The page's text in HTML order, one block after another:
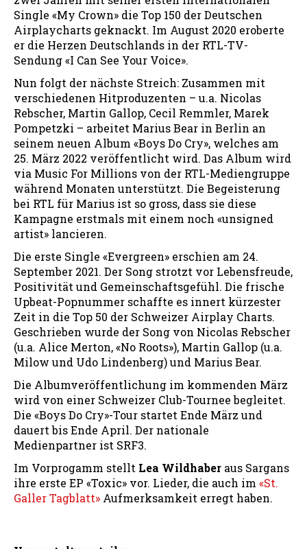
Single «My Crown» die Top 150 der Deutschen
Airplaycharts geknackt. Im August 2020 eroberte
er die Herzen Deutschlands in der RTL-TV-
Sendung «I Can See Your Voice».
Nun folgt der nächste Streich: Zusammen mit
verschiedenen Hitproduzenten – u.a. Nicolas
Rebscher, Martin Gallop, Cecil Remmler, Marek
Pompetzki – arbeitet Marius Bear in Berlin an
seinem neuen Album «Boys Do Cry», welches am
25. März 2022 veröffentlicht wird. Das Album wird
via Music For Millions von der RTL-Mediengruppe
während Monaten unterstützt. Die Begeisterung
bei RTL für Marius ist so gross, dass sie diese
Kampagne erstmals mit einem noch «unsigned
artist» lancieren.
Die erste Single «Evergreen» erschien am 24.
September 2021. Der Song strotzt vor Lebensfreude,
Positivität und Gemeinschaftsgefühl. Die frische
Upbeat-Popnummer schaffte es innert kürzester
Zeit in die Top 50 der Schweizer Airplay Charts.
Geschrieben wurde der Song von Nicolas Rebscher
(u.a. Alice Merton, «No Roots»), Martin Gallop (u.a.
Milow und Udo Lindenberg) und Marius Bear.
Die Albumveröffentlichung im kommenden März
wird von einer Schweizer Club-Tournee begleitet.
Die «Boys Do Cry»-Tour startet Ende März und
dauert bis Ende April. Der nationale
Medienpartner ist SRF3.
Im Vorprogamm stellt Lea Wildhaber aus Sargans
ihre erste EP «Toxic» vor. Lieder, die auch im «St.
Galler Tagblatt» Aufmerksamkeit erregt haben.